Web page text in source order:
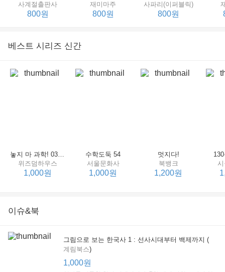
사계절출판사
800원
재미마주
800원
사파리(이퍼블릭)
800원
Little, Brown
1,000원
베스트 시리즈 신간
놓지 마 과학! 03 : 정신이 공룡에 정신 놓다
위즈덤하우스
1,000원
수학도둑 54
서울문화사
1,000원
멋지다!
북뱅크
1,200원
이슈&북
그림으로 보는 한국사 1 : 선사시대부터 백제까지 (
계림북스)
1,000원